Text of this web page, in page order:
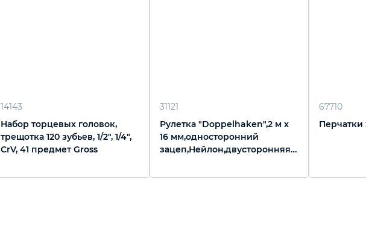
14143
Набор торцевых головок,
трещотка 120 зубьев, 1/2", 1/4",
CrV, 41 предмет Gross
31121
Рулетка "Doppelhaken",2 м x
16 мм,односторонний
зацеп,Нейлон,двусторонняя
67710
Перчатки